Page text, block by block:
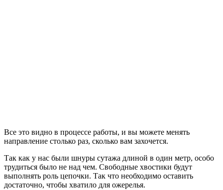
Все это видно в процессе работы, и вы можете менять
направление столько раз, сколько вам захочется.
Так как у нас были шнуры сутажа длиной в один метр, особо
трудиться было не над чем. Свободные хвостики будут
выполнять роль цепочки. Так что необходимо оставить
достаточно, чтобы хватило для ожерелья.